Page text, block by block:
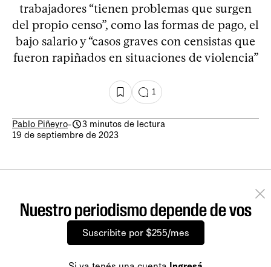
trabajadores “tienen problemas que surgen
del propio censo”, como las formas de pago, el
bajo salario y “casos graves con censistas que
fueron rapiñados en situaciones de violencia”
1
Pablo Piñeyro-
3 minutos de lectura
19 de septiembre de 2023
Nuestro periodismo depende de vos
Suscribite por $255/mes